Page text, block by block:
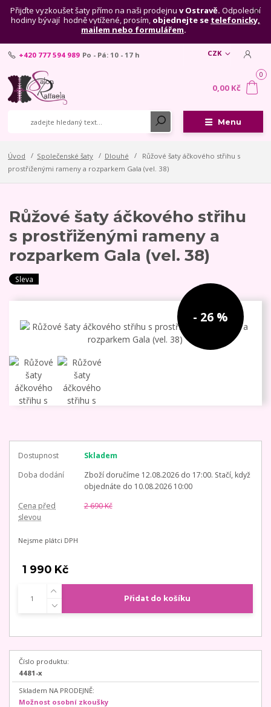
Přijďte vyzkoušet šaty přímo na naši prodejnu v Ostravě. Odpolední
hodiny bývají hodně vytížené, prosím, objednejte se telefonicky,
mailem nebo formulářem.
Menu
CZK
+420 777 594 989 Po - Pá: 10 - 17 h
0
0,00 Kč
Úvod Společenské šaty Dlouhé
Růžové šaty áčkového střihu s
prostřiženými rameny a rozparkem Gala (vel. 38)
Růžové šaty áčkového střihu
s prostřiženými rameny a
rozparkem Gala (vel. 38)
Sleva
- 26 %
Dostupnost
Skladem
Doba dodání
Zboží doručíme 12.08.2026 do 17:00. Stačí, když
objednáte do 10.08.2026 10:00
Cena před
slevou
2 690 Kč
Nejsme plátci DPH
1 990 Kč
Přidat do košíku
Číslo produktu:
4481-x
Skladem NA PRODEJNĚ:
Možnost osobní zkoušky